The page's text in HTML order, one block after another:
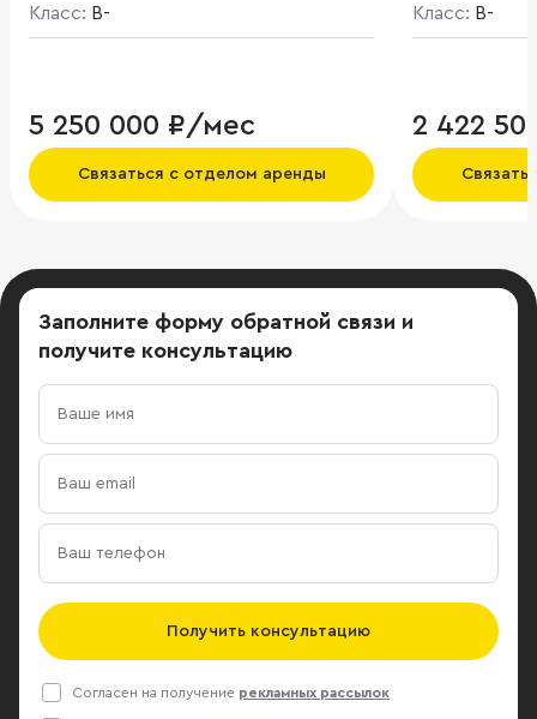
Класс: B-
5 250 000 ₽/мес
Связаться с отделом аренды
Класс: B-
2 422
Заполните форму обратной связи и
получите консультацию
Получить консультацию
Согласен на получение рекламных рассылок